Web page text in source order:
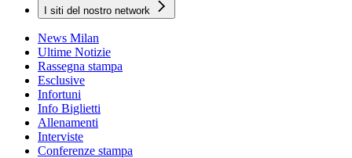
I siti del nostro network
News Milan
Ultime Notizie
Rassegna stampa
Esclusive
Infortuni
Info Biglietti
Allenamenti
Interviste
Conferenze stampa